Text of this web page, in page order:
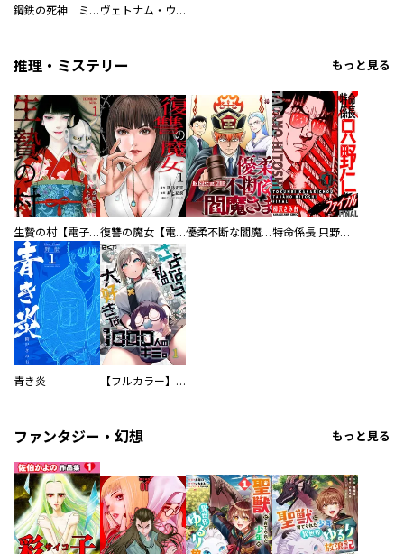
鋼鉄の死神 ミヒャエル・ビットマン戦記 ヴェトナム・ウォー VIETNAM WAR
推理・ミステリー もっと見る
生贄の村【電子単行本版】 復讐の魔女【電子単行本版】 優柔不断な閻魔さま 特命係長 只野仁ファイナル 愛蔵版
青き炎 【フルカラー】さよなら、私の大好きな１０００人のキミ。
ファンタジー・幻想 もっと見る